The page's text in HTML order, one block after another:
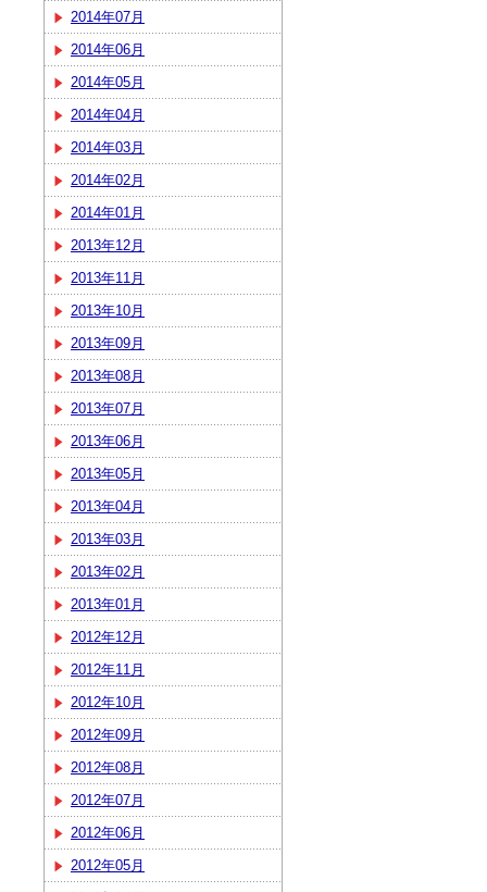
2014年07月
2014年06月
2014年05月
2014年04月
2014年03月
2014年02月
2014年01月
2013年12月
2013年11月
2013年10月
2013年09月
2013年08月
2013年07月
2013年06月
2013年05月
2013年04月
2013年03月
2013年02月
2013年01月
2012年12月
2012年11月
2012年10月
2012年09月
2012年08月
2012年07月
2012年06月
2012年05月